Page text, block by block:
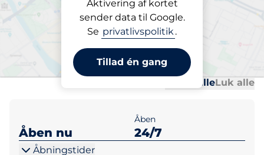
Aktivering af kortet
sender data til Google.
Se privatlivspolitik.
Tillad én gang
Parkering på stedet
Hummeltoftevej 14
Udvid alleLuk alle
Åben nu
Åben
24/7
Åbningstider